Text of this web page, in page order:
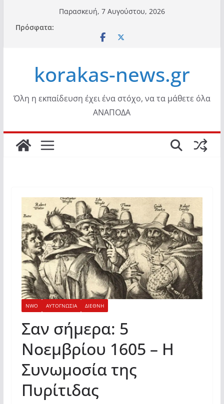
περιεχόμενο
Παρασκευή, 7 Αυγούστου, 2026
Πρόσφατα:
korakas-news.gr
Όλη η εκπαίδευση έχει ένα στόχο, να τα μάθετε όλα
ΑΝΑΠΟΔΑ
NWO ΑΥΤΟΓΝΩΣΙΑ ΔΙΕΘΝΗ
Σαν σήμερα: 5
Νοεμβρίου 1605 – Η
Συνωμοσία της
Πυρίτιδας